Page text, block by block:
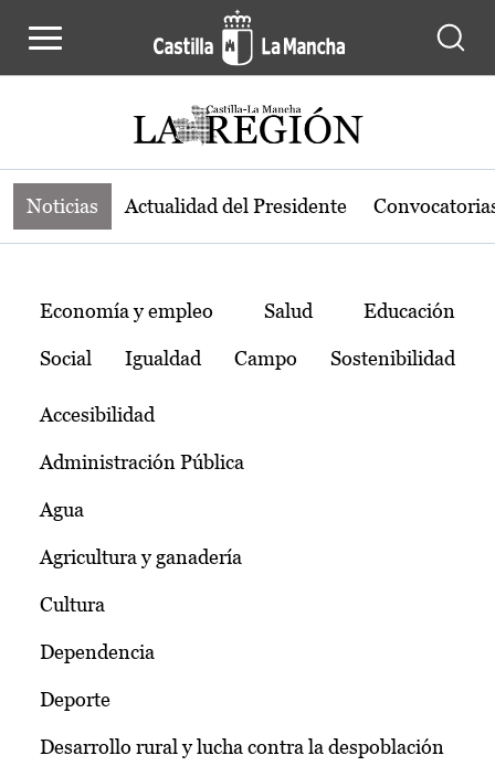
Noticias de la región de Castilla-La
Noticias Actualidad del Presidente
Temas
Economía y empleo Salud Educación
Social Igualdad Campo Sostenibilidad
Accesibilidad
Administración Pública
Agua
Agricultura y ganadería
Cultura
Dependencia
Deporte
Desarrollo rural y lucha contra la despoblación